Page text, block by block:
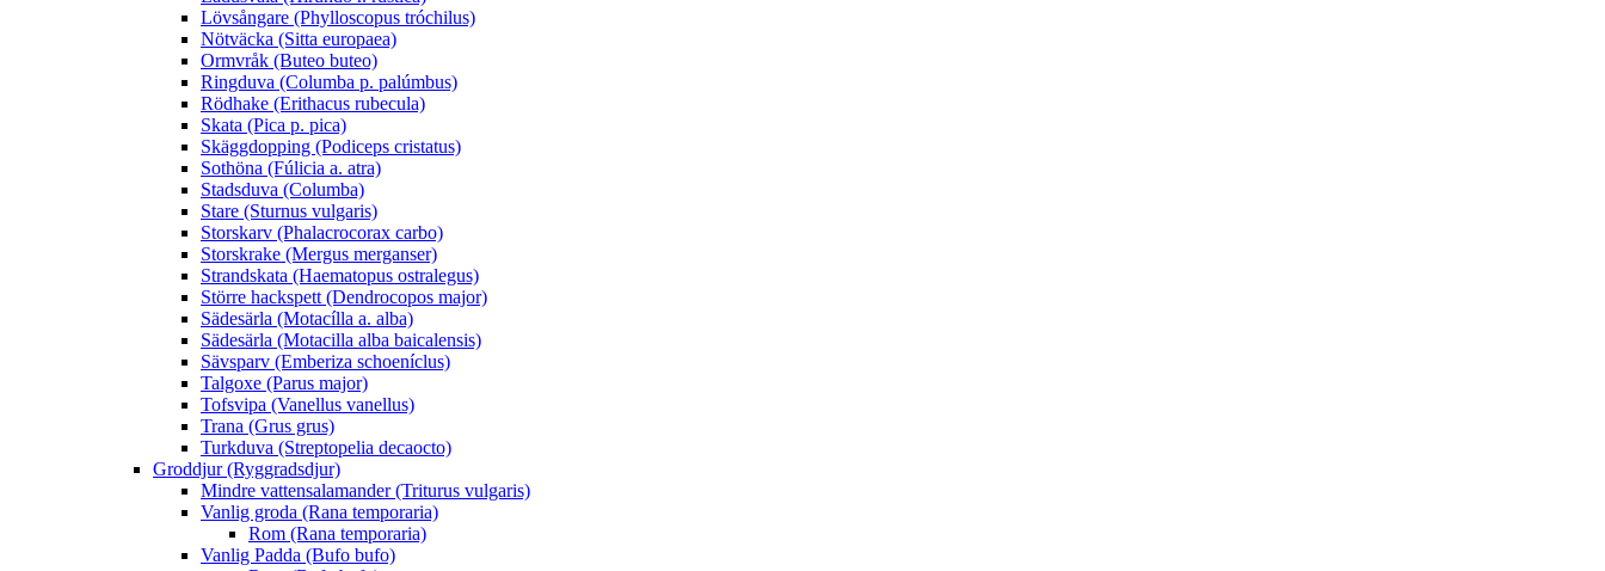
Lövsångare (Phylloscopus tróchilus)
Nötväcka (Sitta europaea)
Ormvråk (Buteo buteo)
Ringduva (Columba p. palúmbus)
Rödhake (Erithacus rubecula)
Skata (Pica p. pica)
Skäggdopping (Podiceps cristatus)
Sothöna (Fúlicia a. atra)
Stadsduva (Columba)
Stare (Sturnus vulgaris)
Storskarv (Phalacrocorax carbo)
Storskrake (Mergus merganser)
Strandskata (Haematopus ostralegus)
Större hackspett (Dendrocopos major)
Sädesärla (Motacílla a. alba)
Sädesärla (Motacilla alba baicalensis)
Sävsparv (Emberiza schoeníclus)
Talgoxe (Parus major)
Tofsvipa (Vanellus vanellus)
Trana (Grus grus)
Turkduva (Streptopelia decaocto)
Groddjur (Ryggradsdjur)
Mindre vattensalamander (Triturus vulgaris)
Vanlig groda (Rana temporaria)
Rom (Rana temporaria)
Vanlig Padda (Bufo bufo)